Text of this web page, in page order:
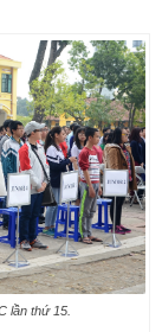
lần thứ 15.